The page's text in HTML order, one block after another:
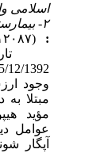
اسلامی
وجود
مبتلا به
مؤید
عوامل
آپگار